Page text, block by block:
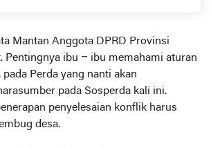
Mantan Anggota DPRD Provinsi
Pentingnya ibu – ibu memahami aturan
Perda yang nanti akan
pada Sosperda kali ini.
penyelesaian konflik harus
desa.